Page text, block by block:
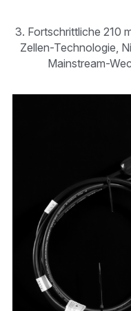
3. Fortschrittliche 210
Zellen-Technologie,
Mainstream-